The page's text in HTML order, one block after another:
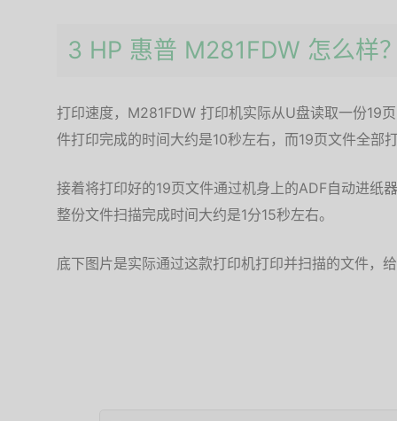
3 HP 惠普 M281FDW 怎么样
打印速度，M281FDW 打印机实际从U盘读取一份19
件打印完成的时间大约是10秒左右，而19页文件全部
接着将打印好的19页文件通过机身上的ADF自动进纸
整份文件扫描完成时间大约是1分15秒左右。
底下图片是实际通过这款打印机打印并扫描的文件，